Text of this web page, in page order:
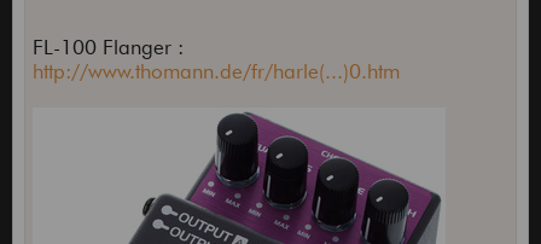
FL-100 Flanger :
http://www.thomann.de/fr/harle(...)0.htm